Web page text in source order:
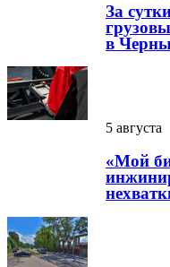
За
в
5 августа
«Мой